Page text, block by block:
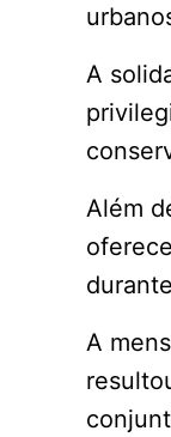
A
Além
A